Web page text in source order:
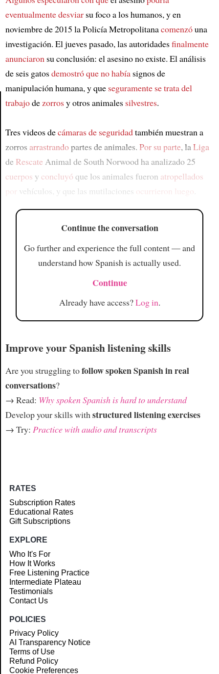
eventualmente desviarsu foco a los humanos, y en
noviembre de 2015 la Policía Metropolitanacomenzóuna
investigación. El jueves pasado, las autoridadesfinalmente
anunciaronsu conclusión: el asesino no existe. El análisis
de seis gatosdemostró que no habíasignos de
manipulación humana, y que seguramente se trata del
trabajodezorrosy otros animales silvestres.
Tres videos decámaras de seguridadtambién muestran a
zorros arrastrandopartes de animales. Por su parte, laLiga
deRescateAnimal de South Norwood ha analizado 25
cuerpos y concluyó que los animales fueron atropellados
por vehículos, y que las mutilaciones ocurrieron luego
Continue the conversation
Go further and experience the full content — and
understand how Spanish is actually used.
Continue
Already have access?Log in.
Improve your Spanish listening skills
Are you struggling tofollow spoken Spanish in real
conversations?
→ Read: Why spoken Spanish is hard to understand
Develop your skills with structured listening exercises
→ Try: Practice with audio and transcripts
RATES
Subscription Rates
Educational Rates
Gift Subscriptions
EXPLORE
Who It's For
How It Works
Free Listening Practice
Intermediate Plateau
Testimonials
Contact Us
POLICIES
Privacy Policy
AI Transparency Notice
Terms of Use
Refund Policy
Cookie Preferences